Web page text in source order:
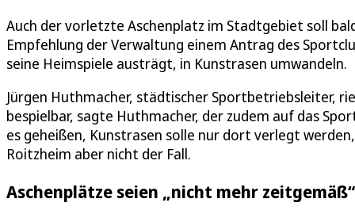
Auch der vorletzte Aschenplatz im Stadtgebiet soll
Empfehlung der Verwaltung einem Antrag des
seine Heimspiele austrägt, in Kunstrasen umwandeln.
Jürgen Huthmacher, städtischer Sportbetriebsleiter,
bespielbar, sagte Huthmacher, der zudem auf das
es geheißen, Kunstrasen solle nur dort verlegt
Roitzheim aber nicht der Fall.
Aschenplätze seien „nicht mehr zeitgemäß“